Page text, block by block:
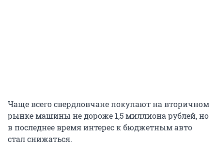
Чаще всего свердловчане покупают на вторичном
рынке машины не дороже 1,5 миллиона рублей, но
в последнее время интерес к бюджетным авто
стал снижаться.